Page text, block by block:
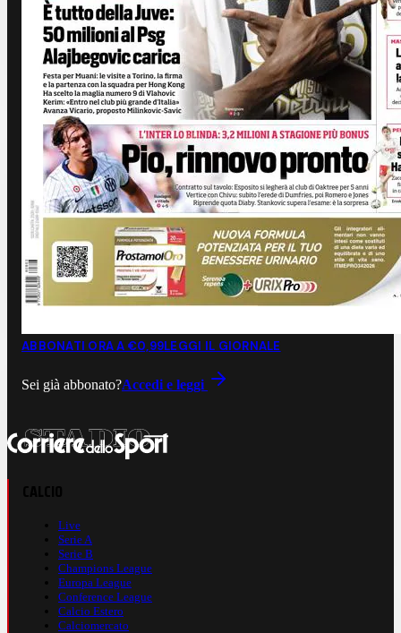
ABBONATI ORA A €0,99LEGGI IL GIORNALE
Sei già abbonato?Accedi e leggi
Live
Serie A
Serie B
Champions League
Europa League
Conference League
Calcio Estero
Calciomercato